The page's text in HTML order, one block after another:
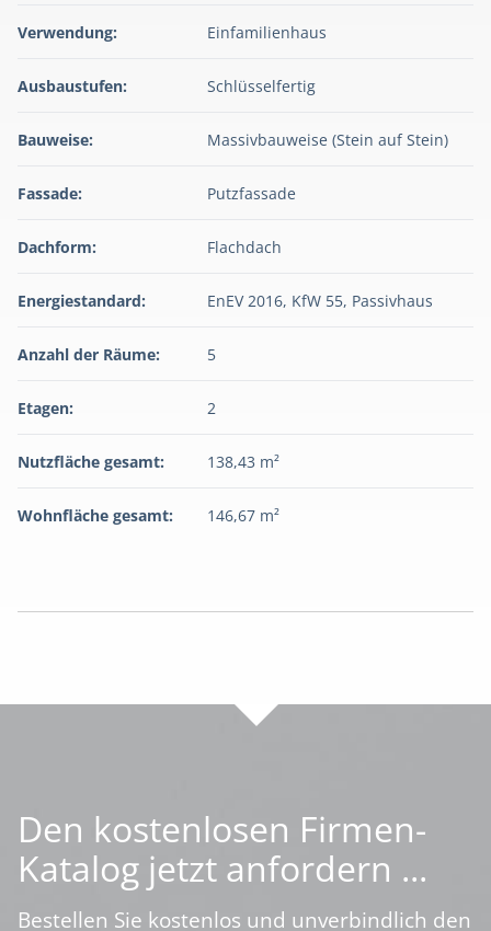
Verwendung: Einfamilienhaus
Ausbaustufen: Schlüsselfertig
Bauweise: Massivbauweise (Stein auf Stein)
Fassade: Putzfassade
Dachform: Flachdach
Energiestandard: EnEV 2016, KfW 55, Passivhaus
Anzahl der Räume: 5
Etagen: 2
Nutzfläche gesamt: 138,43 m²
Wohnfläche gesamt: 146,67 m²
Den kostenlosen Firmen-
Katalog jetzt anfordern ...
Bestellen Sie kostenlos und unverbindlich den